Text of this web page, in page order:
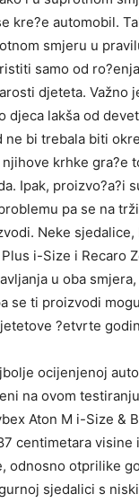
kre?e automobil.
smjeru u
samo od
djeteta. Važno
djeca lakša od
ne bi trebala biti
krhke gra?e
Ipak, proizvo?a?i
pa se na
Neke sjedalice,
i-Size i Recaro
u oba
se ti proizvodi
?etvrte
ocijenjenoj
na ovom
Aton M i-Size &
centimetara visine
odnosno otprilike
sjedalici s